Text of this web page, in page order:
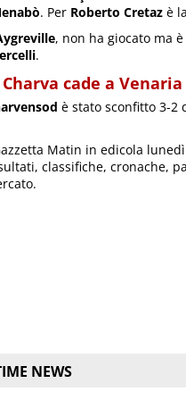
. Per Roberto Cretaz è
, non ha giocato ma
.
cade a Venaria
è stato sconfitto 3-2
Matin in edicola
classifiche, cronache,
NEWS